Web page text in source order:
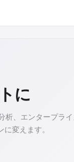
に
析、エンタープラ
変えます。